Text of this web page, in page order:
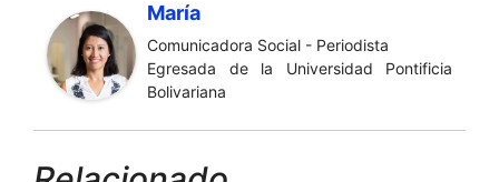
María
Comunicadora Social - Periodista
Egresada de la Universidad Pontificia
Bolivariana